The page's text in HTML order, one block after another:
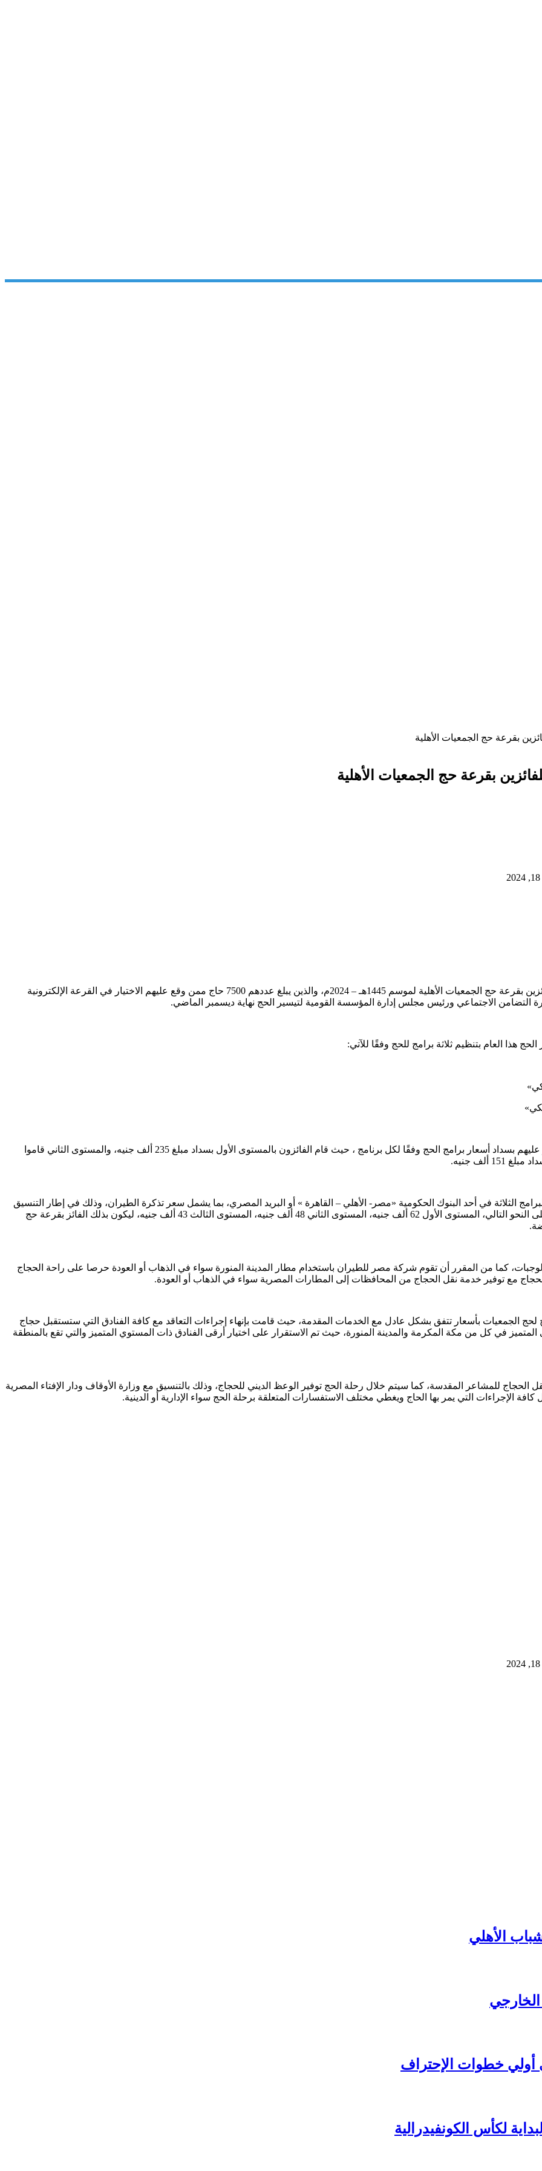
بقرعة حج الجمعيات الأهلية
بقرعة حج الجمعيات الأهلية
أعلنت وزارة التضامن الاجتماعي عن فتح باب سداد الدفعة الثانية للفائزين بقرعة حج الجمعيات الأهلية لموسم 1445هـ – 2024م، والذين يبلغ عددهم 7500 حاج ممن وقع عليهم الاختيار في القرعة الإلكترونية
التضامن الاجتماعي ورئيس مجلس إدارة المؤسسة القومية لتيسير الحج نهاية ديسمبر الماضي.
هذا العام بتنظيم ثلاثة برامج للحج وفقًا للآتي:
وسبق وأن قام الفائزون بالقرعة الإلكترونية العلنية فور وقوع الاختيار عليهم بسداد أسعار برامج الحج وفقًا لكل برنامج ، حيث قام الفائزون بالمستوى الأول بسداد مبلغ 235 ألف جنيه، والمستوى الثاني قاموا
الثلاثة في أحد البنوك الحكومية «مصر- الأهلي – القاهرة » أو البريد المصري، بما يشمل سعر تذكرة الطيران، وذلك في إطار التنسيق
مع شركة مصر للطيران، فضلا عن سداد باقي رسوم إجراءات الحج على النحو التالي، المستوى الأول 62 ألف جنيه، المستوى الثاني 48 ألف جنيه، المستوى الثالث 43 ألف جنيه، ليكون بذلك الفائز بقرعة حج
كما من المقرر أن تقوم شركة مصر للطيران باستخدام مطار المدينة المنورة سواء في الذهاب أو العودة حرصا على راحة الحجاج
مع توفير خدمة نقل الحجاج من المحافظات إلى المطارات المصرية سواء في الذهاب أو العودة.
الجمعيات بأسعار تتفق بشكل عادل مع الخدمات المقدمة، حيث قامت بإنهاء إجراءات التعاقد مع كافة الفنادق التي ستستقبل حجاج
في كل من مكة المكرمة والمدينة المنورة، حيث تم الاستقرار على اختيار أرقى الفنادق ذات المستوي المتميز والتي تقع بالمنطقة
للمشاعر المقدسة، كما سيتم خلال رحلة الحج توفير الوعظ الديني للحجاج، وذلك بالتنسيق مع وزارة الأوقاف ودار الإفتاء المصرية
الإجراءات التي يمر بها الحاج ويغطي مختلف الاستفسارات المتعلقة برحلة الحج سواء الإدارية أو الدينية.
الأهلي
لكأس الكونفيدرالية